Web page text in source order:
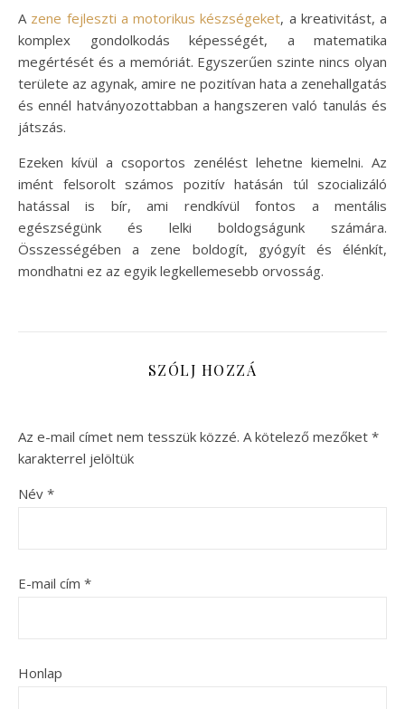
A zene fejleszti a motorikus készségeket, a kreativitást, a
komplex gondolkodás képességét, a matematika
megértését és a memóriát. Egyszerűen szinte nincs olyan
területe az agynak, amire ne pozitívan hata a zenehallgatás
és ennél hatványozottabban a hangszeren való tanulás és
játszás.
Ezeken kívül a csoportos zenélést lehetne kiemelni. Az
imént felsorolt számos pozitív hatásán túl szocializáló
hatással is bír, ami rendkívül fontos a mentális
egészségünk és lelki boldogságunk számára.
Összességében a zene boldogít, gyógyít és élénkít,
mondhatni ez az egyik legkellemesebb orvosság.
SZÓLJ HOZZÁ
Az e-mail címet nem tesszük közzé. A kötelező mezőket *
karakterrel jelöltük
Név *
E-mail cím *
Honlap